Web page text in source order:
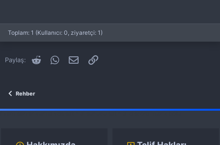
Başlatan Peaset 5 Şub 2021 Cevaplar: 0
Rehber
Rehber Red Dead Online Karakterler
Başlatan Peaset 14 Ocak 2021
Toplam: 1 (Kullanıcı: 0, ziyaretçi: 1)
Paylaş: RedditWhatsApp
E-postaLink
Rehber